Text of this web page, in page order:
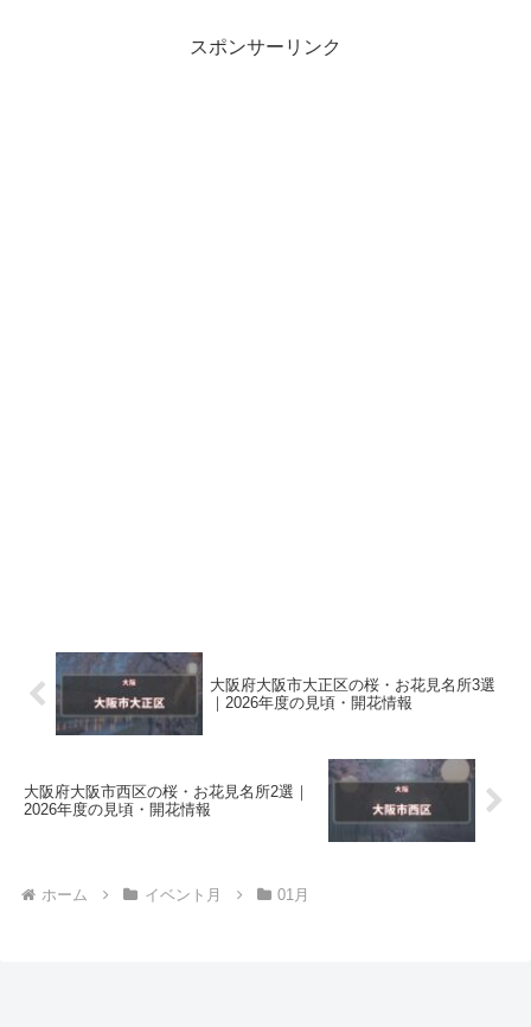
スポンサーリンク
大阪府大阪市大正区の桜・お花見名所3選
｜2026年度の見頃・開花情報
大阪府大阪市西区の桜・お花見名所2選｜
2026年度の見頃・開花情報
ホーム イベント月 01月